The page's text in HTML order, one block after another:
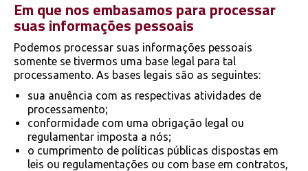
Em que nos embasamos para processar
suas informações pessoais
Podemos processar suas informações pessoais
somente se tivermos uma base legal para tal
processamento. As bases legais são as seguintes:
sua anuência com as respectivas atividades de
processamento;
conformidade com uma obrigação legal ou
regulamentar imposta a nós;
o cumprimento de políticas públicas dispostas em
leis ou regulamentações ou com base em contratos,